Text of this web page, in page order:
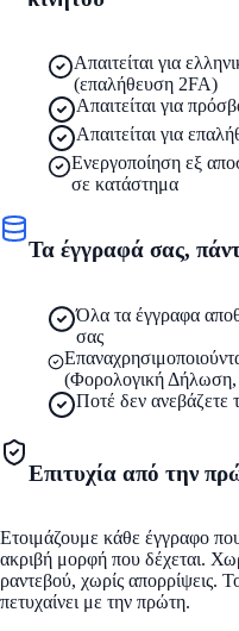
Απαιτείται για
(επαλήθευση 2FA)
Απαιτείται για
Απαιτείται για
Ενεργοποίηση εξ
σε κατάστημα
Τα έγγραφά σας,
Όλα τα έγγραφα
σας
(Φορολογική
Ποτέ δεν ανεβάζετε
Επιτυχία από την
Ετοιμάζουμε κάθε έγγραφο
ακριβή μορφή που δέχεται.
ραντεβού, χωρίς απορρίψεις.
πετυχαίνει με την πρώτη.